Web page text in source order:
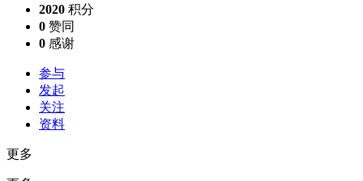
2020 积分
0 赞同
0 感谢
参与
发起
关注
资料
更多